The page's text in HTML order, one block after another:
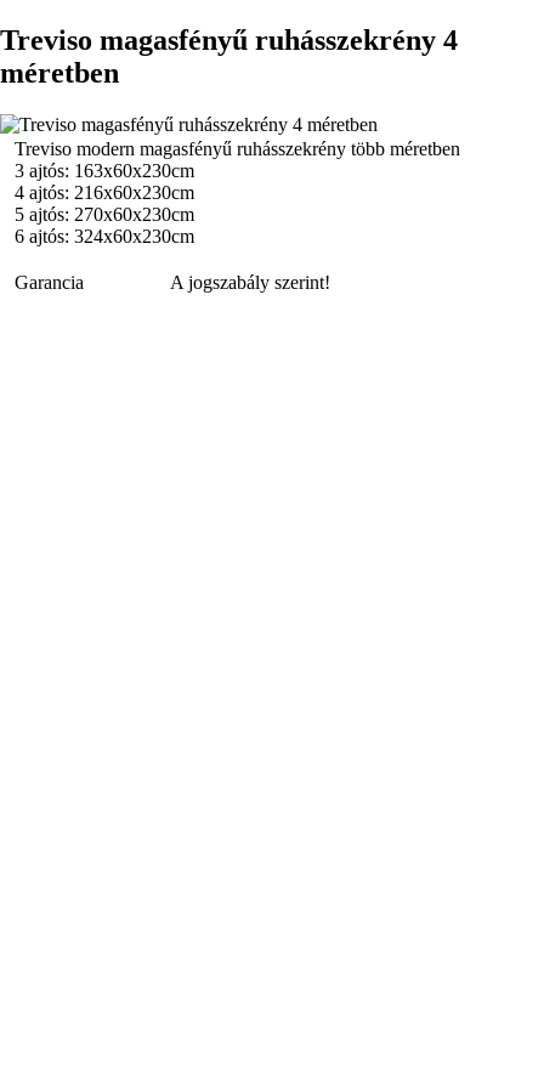
Treviso magasfényű ruhásszekrény 4
méretben
Treviso modern magasfényű ruhásszekrény több méretben
3 ajtós: 163x60x230cm
4 ajtós: 216x60x230cm
5 ajtós: 270x60x230cm
6 ajtós: 324x60x230cm
Garancia A jogszabály szerint!